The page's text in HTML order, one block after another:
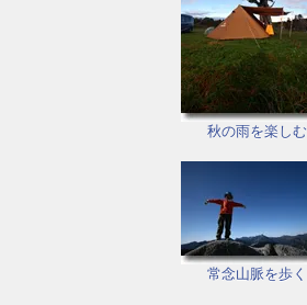
秋の雨を楽しむ
常念山脈を歩く